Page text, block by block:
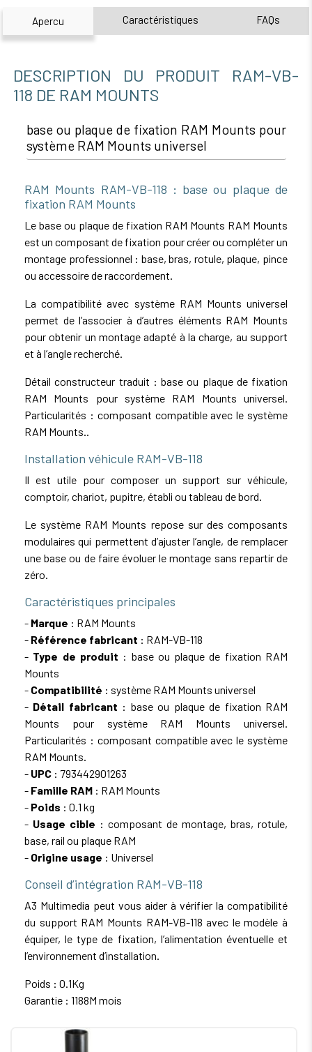
Apercu Caractéristiques FAQs
DESCRIPTION DU PRODUIT RAM-VB-
118 DE RAM MOUNTS
base ou plaque de fixation RAM Mounts pour
système RAM Mounts universel
RAM Mounts RAM-VB-118 : base ou plaque de
fixation RAM Mounts
Le base ou plaque de fixation RAM Mounts RAM Mounts
est un composant de fixation pour créer ou compléter un
montage professionnel : base, bras, rotule, plaque, pince
ou accessoire de raccordement.
La compatibilité avec système RAM Mounts universel
permet de l’associer à d’autres éléments RAM Mounts
pour obtenir un montage adapté à la charge, au support
et à l’angle recherché.
Détail constructeur traduit : base ou plaque de fixation
RAM Mounts pour système RAM Mounts universel.
Particularités : composant compatible avec le système
RAM Mounts..
Installation véhicule RAM-VB-118
Il est utile pour composer un support sur véhicule,
comptoir, chariot, pupitre, établi ou tableau de bord.
Le système RAM Mounts repose sur des composants
modulaires qui permettent d’ajuster l’angle, de remplacer
une base ou de faire évoluer le montage sans repartir de
zéro.
Caractéristiques principales
- Marque : RAM Mounts
- Référence fabricant : RAM-VB-118
- Type de produit : base ou plaque de fixation RAM
Mounts
- Compatibilité : système RAM Mounts universel
- Détail fabricant : base ou plaque de fixation RAM
Mounts pour système RAM Mounts universel.
Particularités : composant compatible avec le système
RAM Mounts.
- UPC : 793442901263
- Famille RAM : RAM Mounts
- Poids : 0.1 kg
- Usage cible : composant de montage, bras, rotule,
base, rail ou plaque RAM
- Origine usage : Universel
Conseil d’intégration RAM-VB-118
A3 Multimedia peut vous aider à vérifier la compatibilité
du support RAM Mounts RAM-VB-118 avec le modèle à
équiper, le type de fixation, l’alimentation éventuelle et
l’environnement d’installation.
Poids : 0.1Kg
Garantie : 1188M mois